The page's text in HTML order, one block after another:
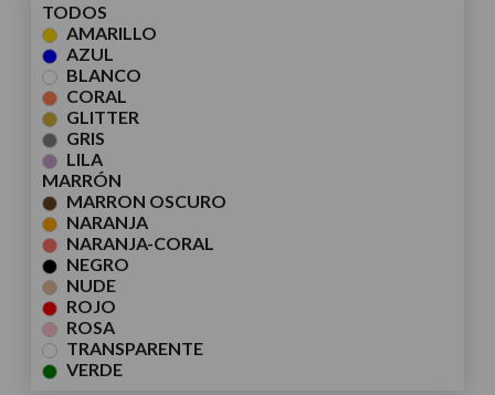
TODOS
AMARILLO
AZUL
BLANCO
CORAL
GLITTER
GRIS
LILA
MARRÓN
MARRON OSCURO
NARANJA
NARANJA-CORAL
NEGRO
NUDE
ROJO
ROSA
TRANSPARENTE
VERDE